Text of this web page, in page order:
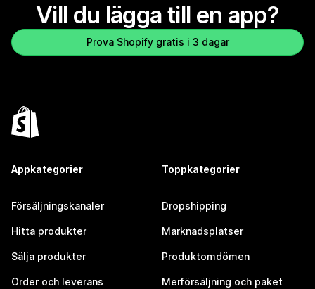
Vill du lägga till en app?
Prova Shopify gratis i 3 dagar
Appkategorier
Försäljningskanaler
Hitta produkter
Sälja produkter
Order och leverans
Toppkategorier
Dropshipping
Marknadsplatser
Produktomdömen
Merförsäljning och paket